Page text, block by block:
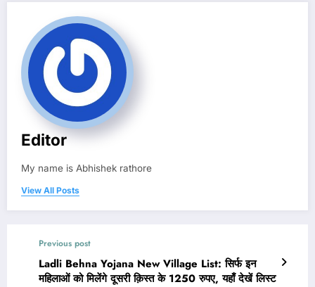
Editor
My name is Abhishek rathore
View All Posts
Previous post
Ladli Behna Yojana New Village List: सिर्फ इन
महिलाओं को मिलेंगे दूसरी क़िस्त के 1250 रुपए, यहाँ देखें लिस्ट